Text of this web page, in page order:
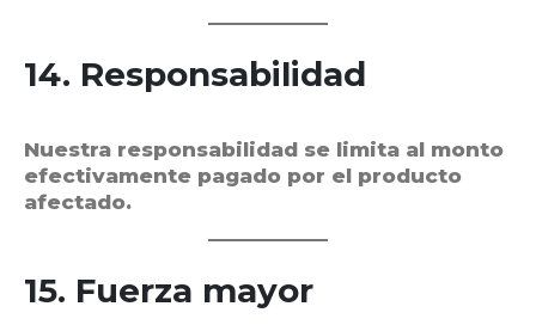
14. Responsabilidad
Nuestra responsabilidad se limita al monto
efectivamente pagado por el producto
afectado.
15. Fuerza mayor